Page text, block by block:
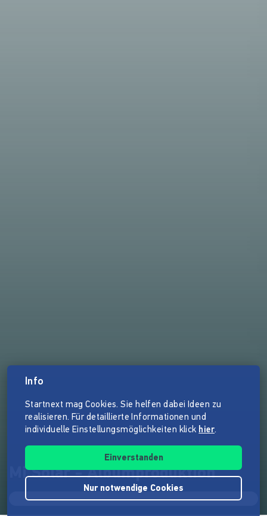
Mi Solar - Albumproduktion
Info
Startnext mag Cookies. Sie helfen dabei Ideen zu
realisieren. Für detaillierte Informationen und
individuelle Einstellungsmöglichkeiten klick hier.
Einverstanden
Nur notwendige Cookies